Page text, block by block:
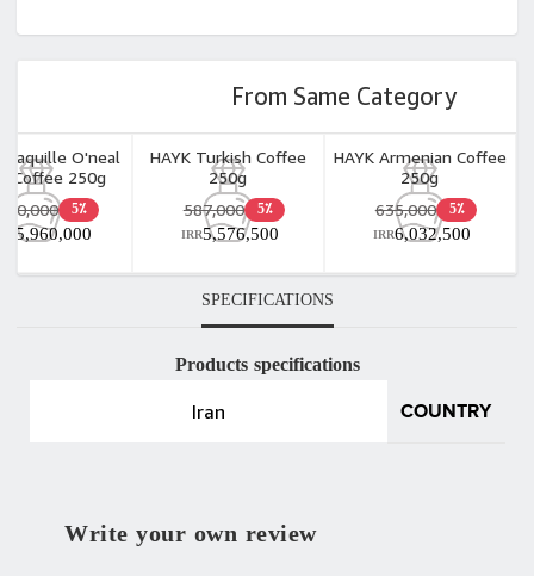
From Same Category
O'neal
Coffee 250g
5٪
15,960,000
HAYK Turkish Coffee
250g
5٪ 587,000
5,576,500
IRR
HAYK Armenian Coffee
250g
5٪ 635,000
6,032,500
IRR
SPECIFICATIONS
Products specifications
COUNTRY
Iran
Write your own review